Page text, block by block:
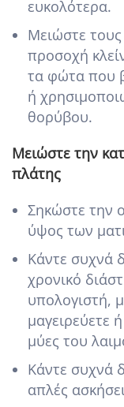
ευκολότερα.
Μειώστε
προσοχή
τα φώτα που
ή
θορύβου.
Μειώστε την
πλάτης
Σηκώστε την
ύψος των
Κάντε συχνά
χρονικό
υπολογιστή,
μαγειρεύετε
μύες του
Κάντε συχνά
απλές